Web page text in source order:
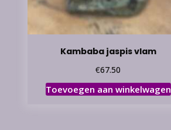
Kambaba jaspis vlam
€67.50
Toevoegen aan winkelwagen